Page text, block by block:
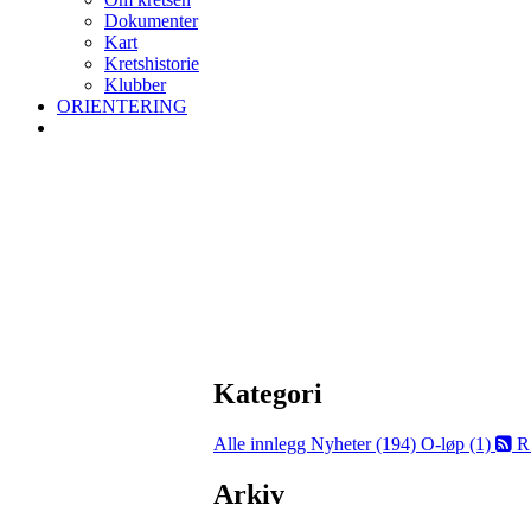
Dokumenter
Kart
Kretshistorie
Klubber
ORIENTERING
Kategori
Alle innlegg Nyheter (194) O-løp (1)
Arkiv